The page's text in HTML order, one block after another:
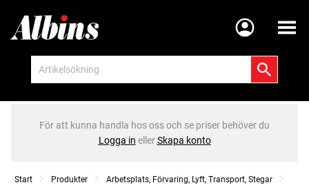
Meny
För att kunna handla hos oss och se priser behöver du
Logga in ellerSkapa konto
Start Produkter
Arbetsplats, Förvaring, Lyft, Transport, Stegar